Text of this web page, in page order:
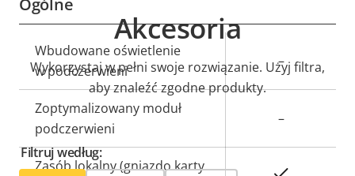
Ogólne
Opis
nieruchomości
Wartość
nieruchomości
Wbudowane oświetlenie
w podczerwieni
–
Zoptymalizowany moduł
podczerwieni
–
Zasób lokalny (gniazdo karty
Akcesoria
Wykorzystaj w pełni swoje rozwiązanie. Użyj filtra,
aby znaleźć zgodne produkty.
Filtruj według: